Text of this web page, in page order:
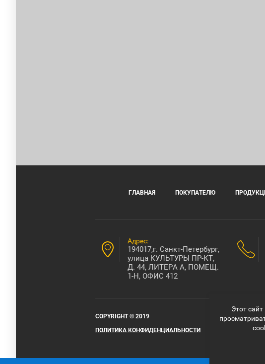
ГЛАВНАЯ ПОКУПАТЕЛЮ
Адрес:
194017,г. Санкт-Петербург,
улица КУЛЬТУРЫ ПР-КТ,
Д. 44, ЛИТЕРА А, ПОМЕЩ.
1-Н, ОФИС 412
COPYRIGHT © 2019
ПОЛИТИКА КОНФИДЕНЦИАЛЬНОСТИ
Этот